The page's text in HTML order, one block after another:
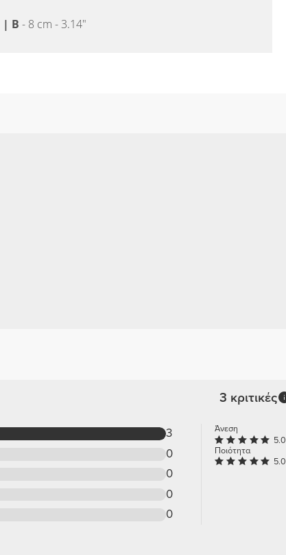
| B - 8 cm - 3.14"
3 κριτικές
3
0
0
0
0
Άνεση
5.0
Ποιότητα
5.0